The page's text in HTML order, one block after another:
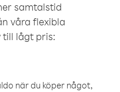
samtalstid
våra flexibla
lågt pris:
när du köper något,